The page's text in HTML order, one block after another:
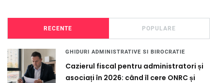
RECENTE POPULARE
GHIDURI ADMINISTRATIVE SI BIROCRATIE
Cazierul fiscal pentru administratori și
asociați în 2026: când îl cere ONRC și